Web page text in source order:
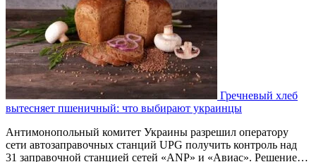
Гречневый хлеб
вытесняет пшеничный: что выбирают украинцы
Антимонопольный комитет Украины разрешил оператору
сети автозаправочных станций UPG получить контроль над
31 заправочной станцией сетей «ANP» и «Авиас». Решение…